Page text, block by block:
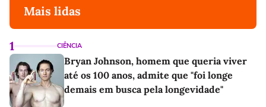
Mais lidas
1 CIÊNCIA
Bryan Johnson, homem que queria viver
até os 100 anos, admite que "foi longe
demais em busca pela longevidade"